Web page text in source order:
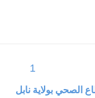
الصحي بولاية نابل